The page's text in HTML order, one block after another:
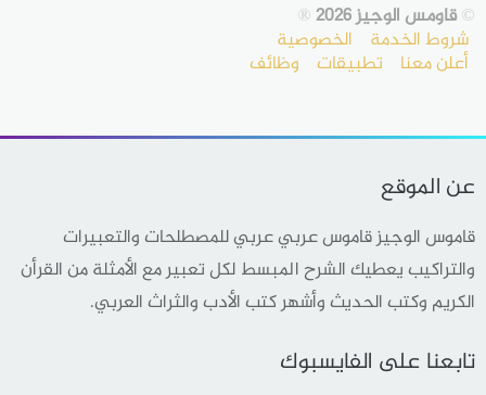
©قاومس الوجيز 2026 ®
شروط الخدمة الخصوصية
أعلن معنا تطبيقات وظائف
عن الموقع
قاموس الوجيز قاموس عربي عربي للمصطلحات والتعبيرات
والتراكيب يعطيك الشرح المبسط لكل تعبير مع الأمثلة من القرأن
الكريم وكتب الحديث وأشهر كتب الأدب والثراث العربي.
تابعنا على الفايسبوك